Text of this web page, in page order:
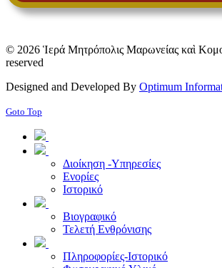
© 2026 Ἱερά Μητρόπολις Μαρωνείας καὶ
reserved
Designed and Developed By Optimum
Goto Top
Διοίκηση -Υπηρεσίες
Ενορίες
Ιστορικό
Βιογραφικό
Τελετή Ενθρόνισης
Πληροφορίες-Ιστορικό